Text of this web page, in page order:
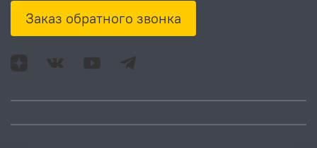
Заказ обратного звонка